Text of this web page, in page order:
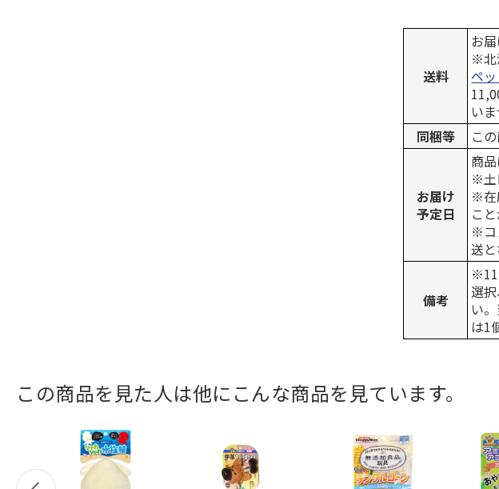
送料
お
※北
ペ
い
同梱等
こ
お届け
予定日
商
※土
※在
こ
※コ
送と
備考
※11
選
い
は1
この商品を見た人は他にこんな商品を見ています。